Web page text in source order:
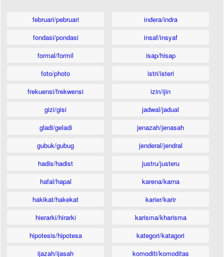
februari/pebruari
fondasi/pondasi
formal/formil
foto/photo
frekuensi/frekwensi
gizi/gisi
gladi/geladi
gubuk/gubug
hadis/hadist
hafal/hapal
hakikat/hakekat
hierarki/hirarki
hipotesis/hipotesa
ijazah/ijasah
indera/indra
insaf/insyaf
isap/hisap
istri/isteri
izin/ijin
jadwal/jadual
jenazah/jenasah
jenderal/jendral
justru/justeru
karena/karna
karier/karir
karisma/kharisma
kategori/katagori
komoditi/komoditas